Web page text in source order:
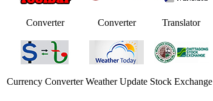
Converter Converter Translator
Currency Converter Weather Update Stock Exchange